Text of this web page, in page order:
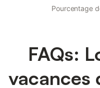
Pourcentage
FAQs:
vacances